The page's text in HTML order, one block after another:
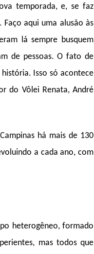
temporada, e, se faz
aqui uma alusão às
lá sempre busquem
de pessoas. O fato de
Isso só acontece
do Vôlei Renata, André
há mais de 130
a cada ano, com
heterogêneo, formado
mas todos que